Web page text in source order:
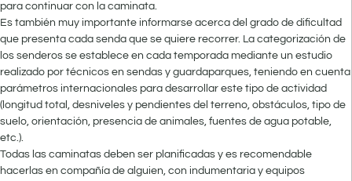
para continuar con la caminata.
Es también muy importante informarse acerca del grado de dificultad
que presenta cada senda que se quiere recorrer. La categorización de
los senderos se establece en cada temporada mediante un estudio
realizado por técnicos en sendas y guardaparques, teniendo en cuenta
parámetros internacionales para desarrollar este tipo de actividad
(longitud total, desniveles y pendientes del terreno, obstáculos, tipo de
suelo, orientación, presencia de animales, fuentes de agua potable,
etc.).
Todas las caminatas deben ser planificadas y es recomendable
hacerlas en compañía de alguien, con indumentaria y equipos